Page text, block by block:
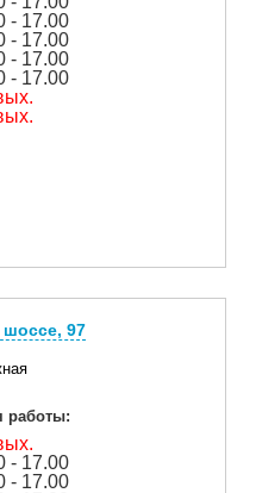
- 17.00
- 17.00
- 17.00
- 17.00
97
работы:
- 17.00
- 17.00